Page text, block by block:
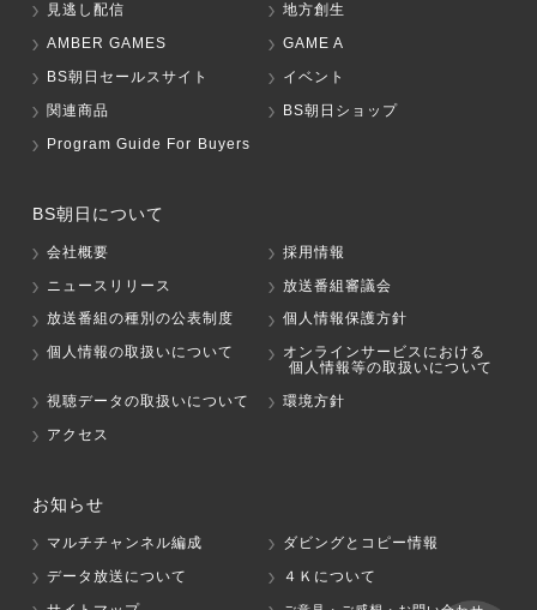
見逃し配信
地方創生
AMBER GAMES
GAME A
BS朝日セールスサイト
イベント
関連商品
BS朝日ショップ
Program Guide For Buyers
BS朝日について
会社概要
採用情報
ニュースリリース
放送番組審議会
放送番組の種別の公表制度
個人情報保護方針
個人情報の取扱いについて
オンラインサービスにおける
個人情報等の取扱いについて
視聴データの取扱いについて
環境方針
アクセス
お知らせ
マルチチャンネル編成
ダビングとコピー情報
データ放送について
４Ｋについて